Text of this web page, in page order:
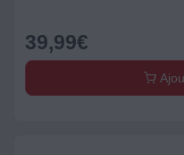
39,99€